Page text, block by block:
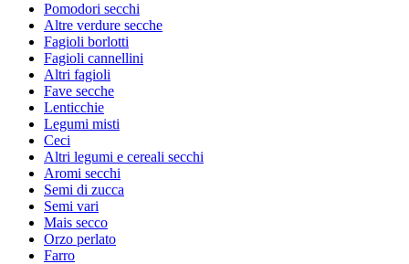
Pomodori secchi
Altre verdure secche
Fagioli borlotti
Fagioli cannellini
Altri fagioli
Fave secche
Lenticchie
Legumi misti
Ceci
Altri legumi e cereali secchi
Aromi secchi
Semi di zucca
Semi vari
Mais secco
Orzo perlato
Farro